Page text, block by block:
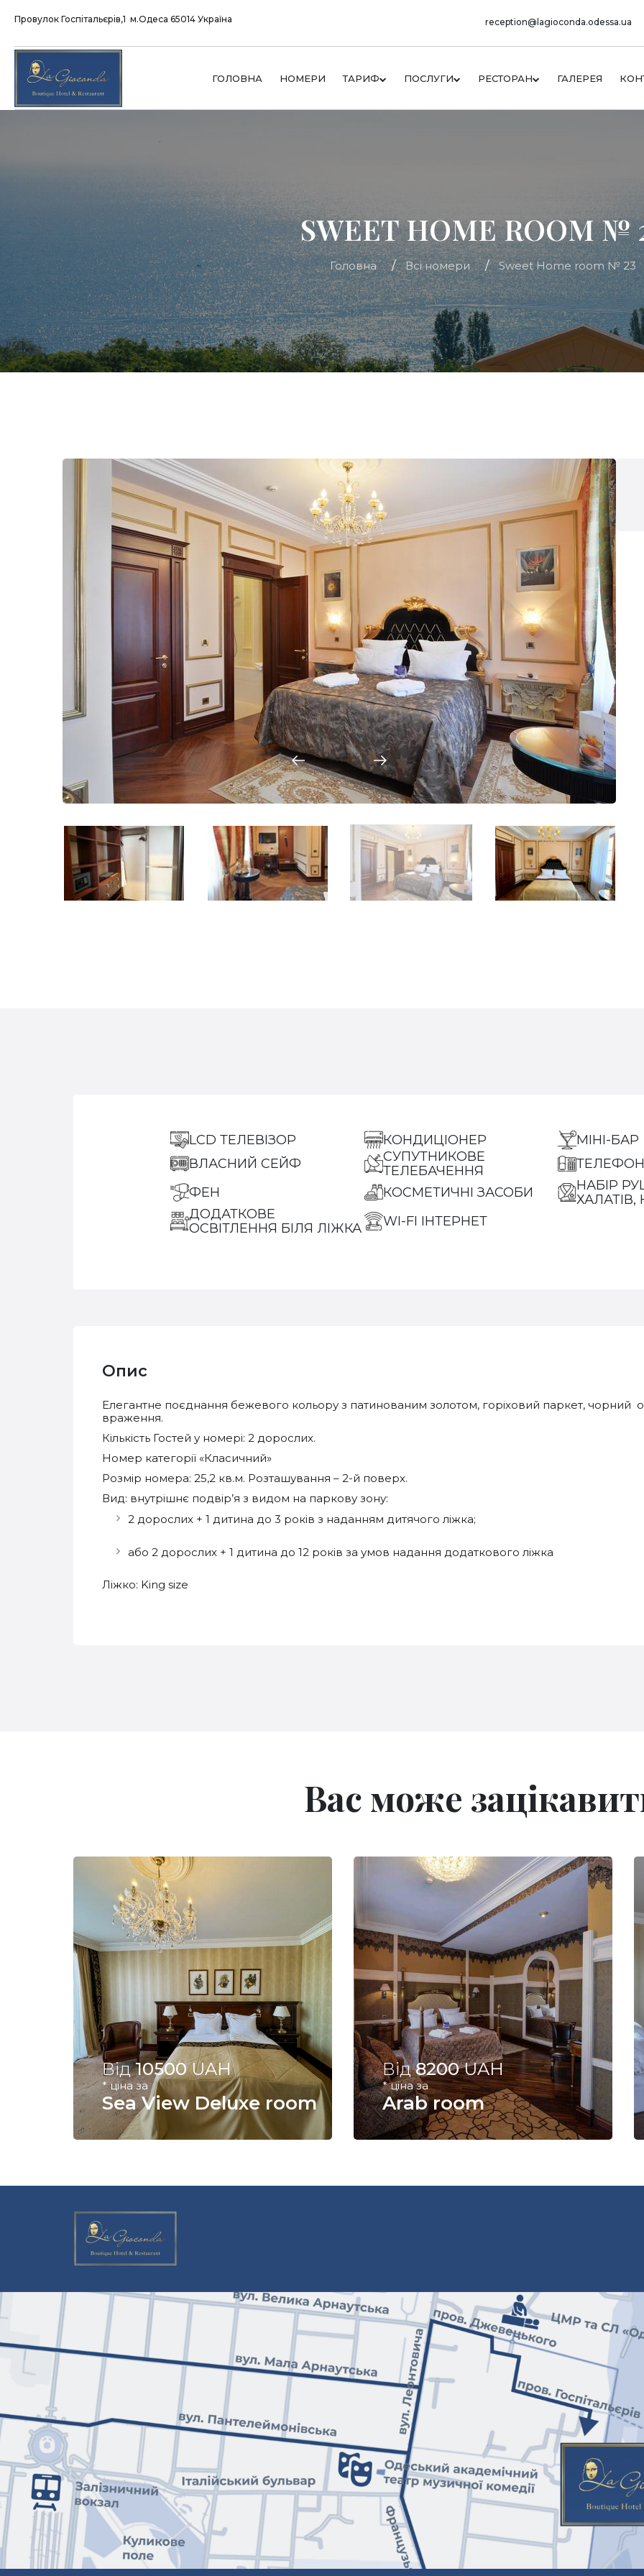
Провулок Госпітальєрів,1 м.Одеса 65014 Україна reception@lagioconda.odessa.ua
ГОЛОВНА НОМЕРИ ТАРИФ ПОСЛУГИ РЕСТОРАН ГАЛЕРЕЯ
SWEET HOME ROOM №
Головна Всі номери Sweet Home room № 23
LCD ТЕЛЕВІЗОР КОНДИЦІОНЕР
МІНІ-БАР
ВЛАСНИЙ СЕЙФ
СУПУТНИКОВЕ
ТЕЛЕБАЧЕННЯ
ФЕН
КОСМЕТИЧНІ ЗАСОБИ
НАБІР
ХАЛАТІВ,
ДОДАТКОВЕ
ОСВІТЛЕННЯ БІЛЯ ЛІЖКА
WI-FI ІНТЕРНЕТ
Опис
Елегантне поєднання бежевого кольору з патинованим золотом, горіховий паркет, чорний
враження.
Кількість Гостей у номері: 2 дорослих.
Номер категорії «Класичний»
Розмір номера: 25,2 кв.м. Розташування – 2-й поверх.
Вид: внутрішнє подвір’я з видом на паркову зону:
2 дорослих + 1 дитина до 3 років з наданням дитячого ліжка;
або 2 дорослих + 1 дитина до 12 років за умов надання додаткового ліжка
Ліжко: King size
Вас може
Від10500UAH
* ціна за
Sea View Deluxe room
Від8200UAH
* ціна за
Arab room